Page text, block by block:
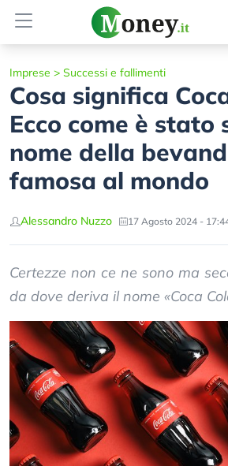
Imprese > Successi e fallimenti
Cosa significa
Ecco come è stato
nome della
famosa al mondo
Alessandro Nuzzo 17 Agosto 2024 -
Certezze non ce ne sono ma
da dove deriva il nome «Coca